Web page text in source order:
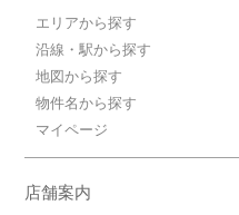
エリアから探す
沿線・駅から探す
地図から探す
物件名から探す
マイページ
店舗案内